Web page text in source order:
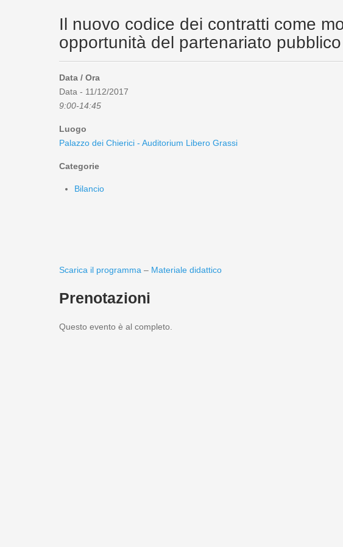
Il nuovo codice dei contratti come
opportunità del partenariato
Data / Ora
Data - 11/12/2017
9:00-14:45
Luogo
Palazzo dei Chierici - Auditorium Libero Grassi
Categorie
Bilancio
Scarica il programma – Materiale didattico
Prenotazioni
Questo evento è al completo.